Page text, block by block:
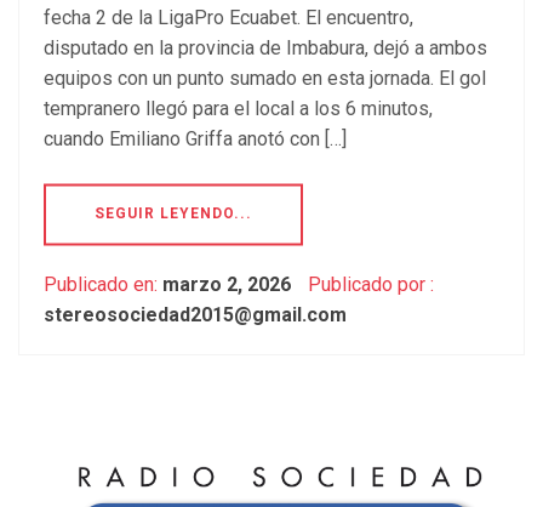
fecha 2 de la LigaPro Ecuabet. El encuentro,
disputado en la provincia de Imbabura, dejó a ambos
equipos con un punto sumado en esta jornada. El gol
tempranero llegó para el local a los 6 minutos,
cuando Emiliano Griffa anotó con […]
SEGUIR LEYENDO...
Publicado en: marzo 2, 2026
Publicado por :
stereosociedad2015@gmail.com